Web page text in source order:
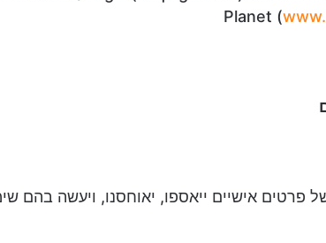
Planet (
פרטים אישיים ייאספו, יאוחסנו, ויעשה בהם